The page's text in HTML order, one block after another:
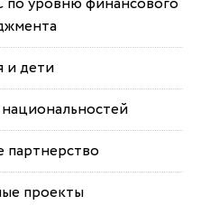
и дети
партнерство
проекты